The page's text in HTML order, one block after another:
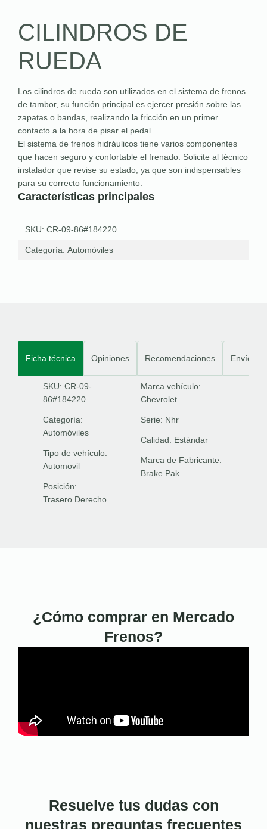
CILINDROS DE
RUEDA
Los cilindros de rueda son utilizados en el sistema de frenos
de tambor, su función principal es ejercer presión sobre las
zapatas o bandas, realizando la fricción en un primer
contacto a la hora de pisar el pedal.
El sistema de frenos hidráulicos tiene varios componentes
que hacen seguro y confortable el frenado. Solicite al técnico
instalador que revise su estado, ya que son indispensables
para su correcto funcionamiento.
Características principales
SKU: CR-09-86#184220
Categoría: Automóviles
Ficha técnica Opiniones Recomendaciones Envíos
SKU: CR-09-
86#184220
Categoría:
Automóviles
Tipo de vehículo:
Automovil
Posición:
Trasero Derecho
Marca vehículo:
Chevrolet
Serie: Nhr
Calidad: Estándar
Marca de Fabricante:
Brake Pak
¿Cómo comprar en Mercado
Frenos?
Resuelve tus dudas con
nuestras preguntas frecuentes